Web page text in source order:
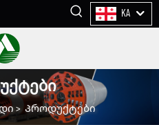
KA
> Პროდუქტები